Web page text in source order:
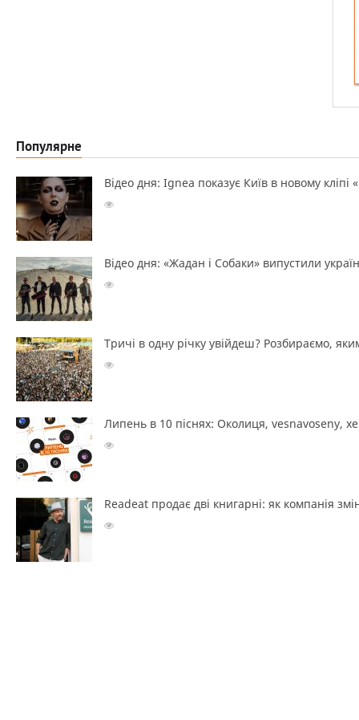
Популярне
Відео дня: Ignea показує Київ в новому кліпі
Відео дня: «Жадан і Собаки» випустили
Тричі в одну річку увійдеш? Розбираємо,
Липень в 10 піснях: Околиця, vesnavoseny,
Readeat продає дві книгарні: як компанія